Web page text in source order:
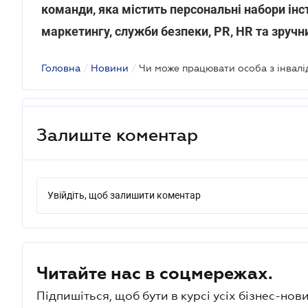
команди, яка містить персональні набори
маркетингу, служби безпеки, PR, HR та
Головна / Новини /
Залиште коментар
Увійдіть, щоб залишити коментар
Читайте нас в соцмережах.
Підпишіться, щоб бути в курсі усіх бізнес-